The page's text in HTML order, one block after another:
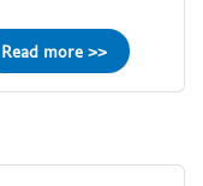
Read more >>